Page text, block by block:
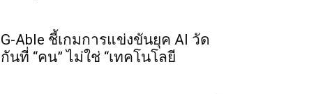
G-Able ชี้เกมการแข่งขันยุค AI วัด
กันที่ “คน” ไม่ใช่ “เทคโนโลยี